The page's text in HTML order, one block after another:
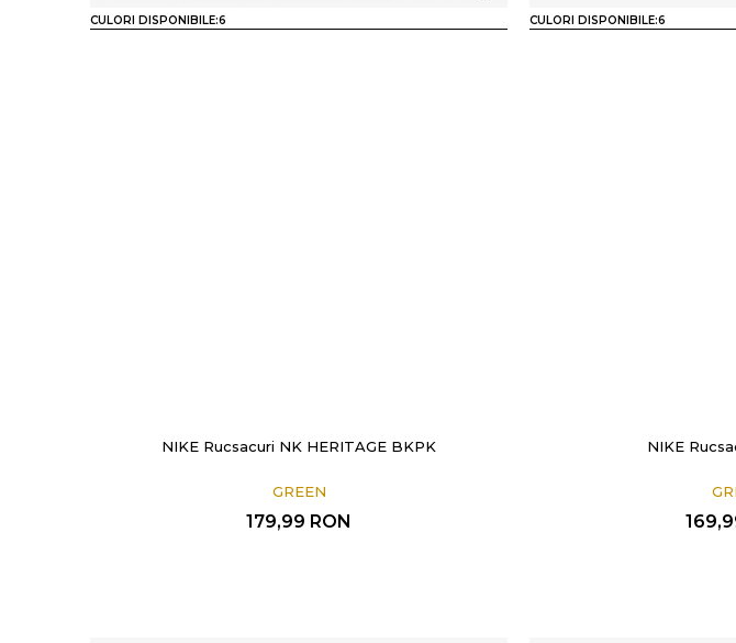
CULORI DISPONIBILE:6
NIKE Rucsacuri NK HERITAGE BKPK
GREEN
179,99 RON
CULORI DISPONIBILE:6
NIKE